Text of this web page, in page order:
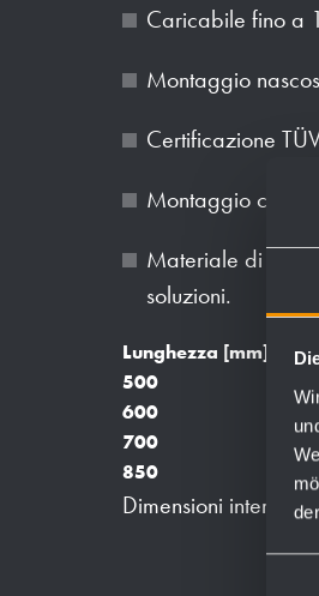
Caricabile fino a
Montaggio
Certificazione
Montaggio con sei
Materiale di
soluzioni.
Lunghezza [mm]
500
600
700
850
Dimensioni